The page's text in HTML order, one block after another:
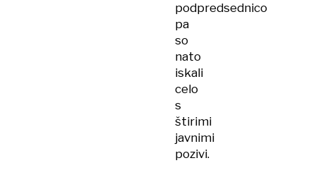
podpredsednico
pa
so
nato
iskali
celo
s
štirimi
javnimi
pozivi.